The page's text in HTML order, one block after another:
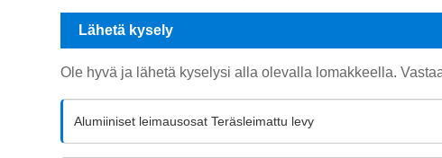
Lähetä kysely
Ole hyvä ja lähetä kyselysi alla olevalla lomakkeella.